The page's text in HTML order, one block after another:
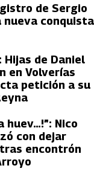
de Sergio
nueva conquista
Hijas de Daniel
en Volverías
petición a su
huev…!”: Nico
con dejar
encontrón